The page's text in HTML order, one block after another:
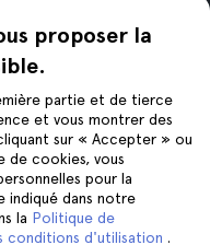
proposer la
partie et de tierce
et vous montrer des
sur « Accepter » ou
de cookies, vous
pour la
indiqué dans notre
la Politique de
conditions d'utilisation .